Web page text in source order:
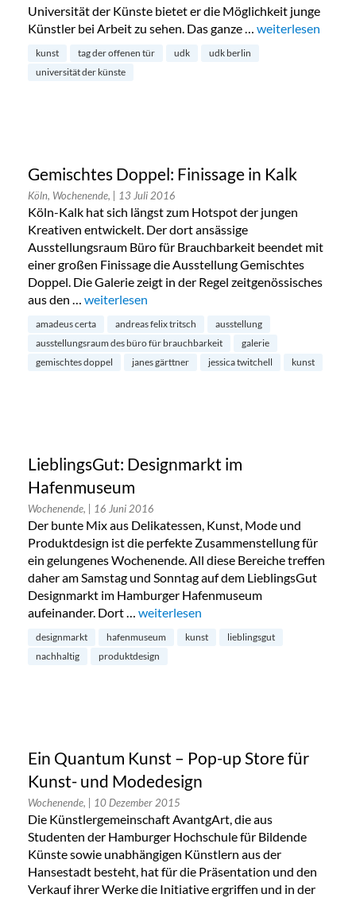
Universität der Künste bietet er die Möglichkeit junge
Künstler bei Arbeit zu sehen. Das ganze … „Universität der
weiterlesen
kunst tag der offenen tür udk
udk berlin
universität der künste
Gemischtes Doppel: Finissage in Kalk
Köln, Wochenende, | 13 Juli 2016
Köln-Kalk hat sich längst zum Hotspot der jungen
Kreativen entwickelt. Der dort ansässige
Ausstellungsraum Büro für Brauchbarkeit beendet mit
einer großen Finissage die Ausstellung Gemischtes
Doppel. Die Galerie zeigt in der Regel zeitgenössisches
aus den … „Gemischtes Doppel: Finissage in Kalk“
weiterlesen
amadeus certa andreas felix tritsch
ausstellung
ausstellungsraum des büro für brauchbarkeit
galerie
gemischtes doppel
janes gärttner jessica twitchell kunst
LieblingsGut: Designmarkt im
Hafenmuseum
Wochenende, | 16 Juni 2016
Der bunte Mix aus Delikatessen, Kunst, Mode und
Produktdesign ist die perfekte Zusammenstellung für
ein gelungenes Wochenende. All diese Bereiche treffen
daher am Samstag und Sonntag auf dem LieblingsGut
Designmarkt im Hamburger Hafenmuseum
aufeinander. Dort … „LieblingsGut: Designmarkt im
weiterlesen
designmarkt hafenmuseum kunst
lieblingsgut
nachhaltig
produktdesign
Ein Quantum Kunst – Pop-up Store für
Kunst- und Modedesign
Wochenende, | 10 Dezember 2015
Die Künstlergemeinschaft AvantgArt, die aus
Studenten der Hamburger Hochschule für Bildende
Künste sowie unabhängigen Künstlern aus der
Hansestadt besteht, hat für die Präsentation und den
Verkauf ihrer Werke die Initiative ergriffen und in der